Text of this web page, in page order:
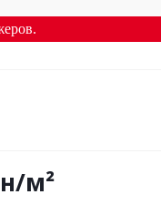
/м²